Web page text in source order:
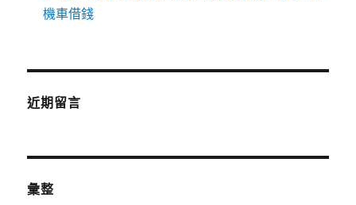
機車借錢
近期留言
彙整